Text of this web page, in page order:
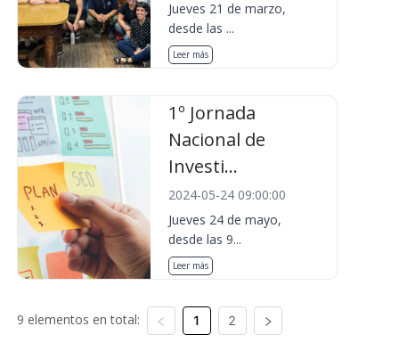
Jueves 21 de marzo,
desde las ...
Leer más
1º Jornada
Nacional de
Investi...
2024-05-24 09:00:00
Jueves 24 de mayo,
desde las 9...
Leer más
9 elementos en total: 1 2